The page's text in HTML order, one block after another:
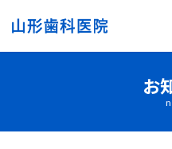
医師紹介
お